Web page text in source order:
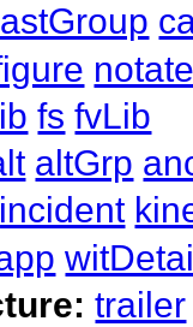
fs fvLib
altGrp
incident
trailer